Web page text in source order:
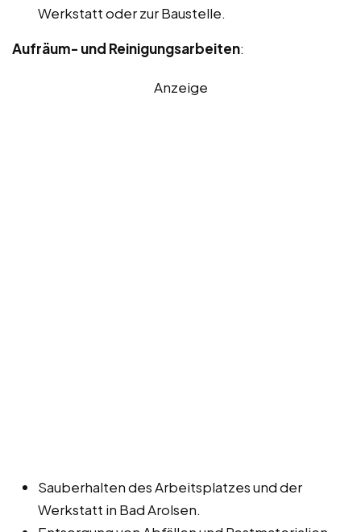
Werkstatt oder zur Baustelle.
Aufräum- und Reinigungsarbeiten:
Anzeige
Sauberhalten des Arbeitsplatzes und der
Werkstatt in Bad Arolsen.